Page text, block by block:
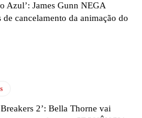
Azul’: James Gunn NEGA
de cancelamento da animação do
2’: Bella Thorne vai